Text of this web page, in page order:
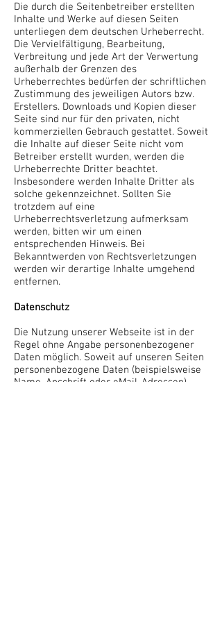
Die durch die Seitenbetreiber erstellten
Inhalte und Werke auf diesen Seiten
unterliegen dem deutschen Urheberrecht.
Die Vervielfältigung, Bearbeitung,
Verbreitung und jede Art der Verwertung
außerhalb der Grenzen des
Urheberrechtes bedürfen der schriftlichen
Zustimmung des jeweiligen Autors bzw.
Erstellers. Downloads und Kopien dieser
Seite sind nur für den privaten, nicht
kommerziellen Gebrauch gestattet. Soweit
die Inhalte auf dieser Seite nicht vom
Betreiber erstellt wurden, werden die
Urheberrechte Dritter beachtet.
Insbesondere werden Inhalte Dritter als
solche gekennzeichnet. Sollten Sie
trotzdem auf eine
Urheberrechtsverletzung aufmerksam
werden, bitten wir um einen
entsprechenden Hinweis. Bei
Bekanntwerden von Rechtsverletzungen
werden wir derartige Inhalte umgehend
entfernen.
Datenschutz
Die Nutzung unserer Webseite ist in der
Regel ohne Angabe personenbezogener
Daten möglich. Soweit auf unseren Seiten
personenbezogene Daten (beispielsweise
Name, Anschrift oder eMail-Adressen)